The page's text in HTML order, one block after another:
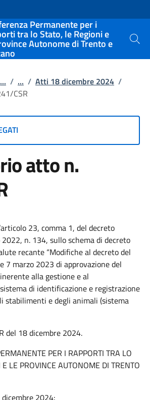
Permanente per i
tra lo Stato, le Regioni e
Autonome di Trento e Cerca
... / ... / Atti 18 dicembre 2024 /
CSR
atto n.
23, comma 1, del decreto
n. 134, sullo schema di decreto
recante “Modifiche al decreto del
7 marzo 2023 di approvazione del
alla gestione e al
di identificazione e registrazione
stabilimenti e degli animali (sistema
del 18 dicembre 2024.
PER I RAPPORTI TRA LO
LE PROVINCE AUTONOME DI TRENTO
2024: